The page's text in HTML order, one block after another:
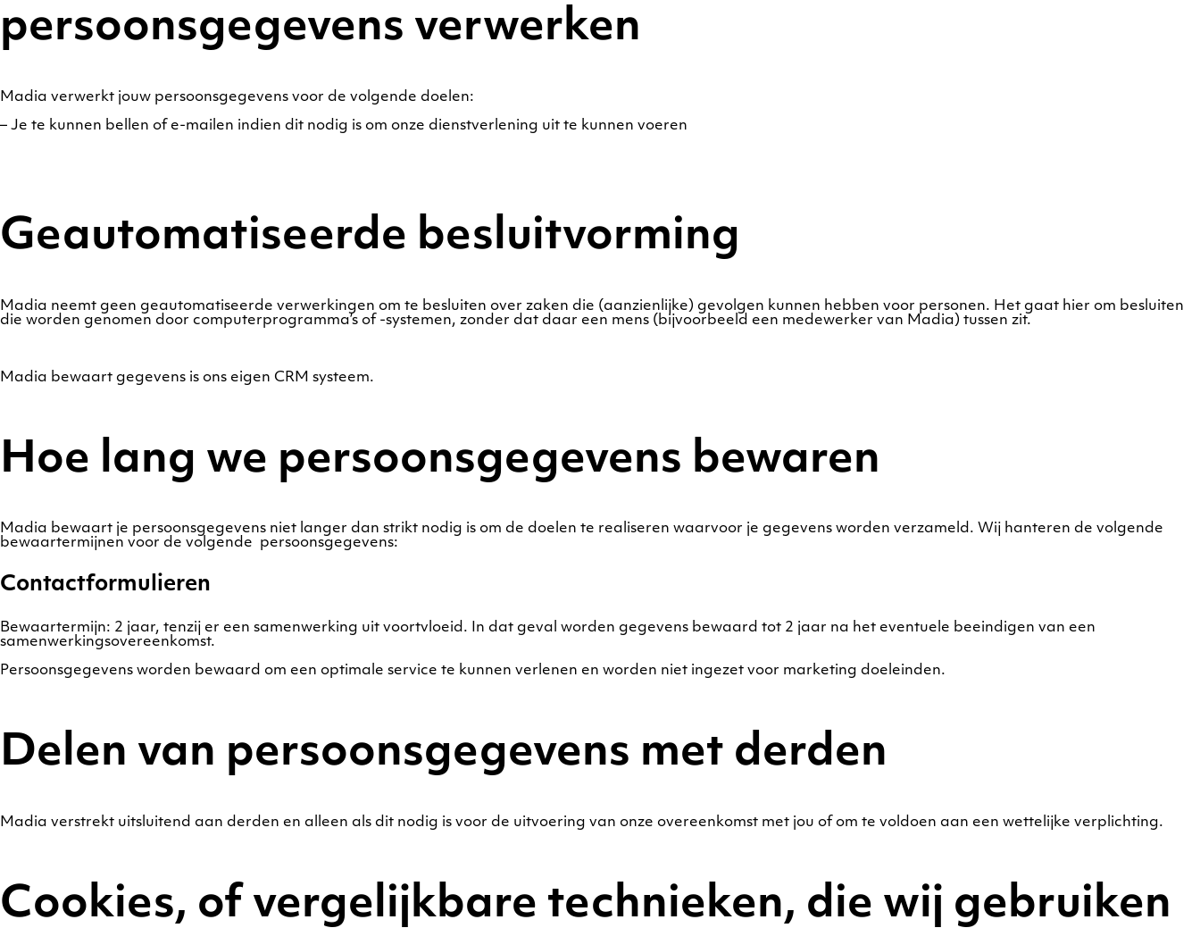
persoonsgegevens verwerken
Madia verwerkt jouw persoonsgegevens voor de volgende doelen:
– Je te kunnen bellen of e-mailen indien dit nodig is om onze dienstverlening uit te kunnen voeren
Geautomatiseerde besluitvorming
Madia neemt geen geautomatiseerde verwerkingen om te besluiten over zaken die (aanzienlijke) gevolgen kunnen hebben voor personen. Het gaat hier om besluiten
die worden genomen door computerprogramma’s of -systemen, zonder dat daar een mens (bijvoorbeeld een medewerker van Madia) tussen zit.
Madia bewaart gegevens is ons eigen CRM systeem.
Hoe lang we persoonsgegevens bewaren
Madia bewaart je persoonsgegevens niet langer dan strikt nodig is om de doelen te realiseren waarvoor je gegevens worden verzameld. Wij hanteren de volgende
bewaartermijnen voor de volgende persoonsgegevens:
Contactformulieren
Bewaartermijn: 2 jaar, tenzij er een samenwerking uit voortvloeid. In dat geval worden gegevens bewaard tot 2 jaar na het eventuele beeindigen van een
samenwerkingsovereenkomst.
Persoonsgegevens worden bewaard om een optimale service te kunnen verlenen en worden niet ingezet voor marketing doeleinden.
Delen van persoonsgegevens met derden
Madia verstrekt uitsluitend aan derden en alleen als dit nodig is voor de uitvoering van onze overeenkomst met jou of om te voldoen aan een wettelijke verplichting.
Cookies, of vergelijkbare technieken, die wij gebruiken